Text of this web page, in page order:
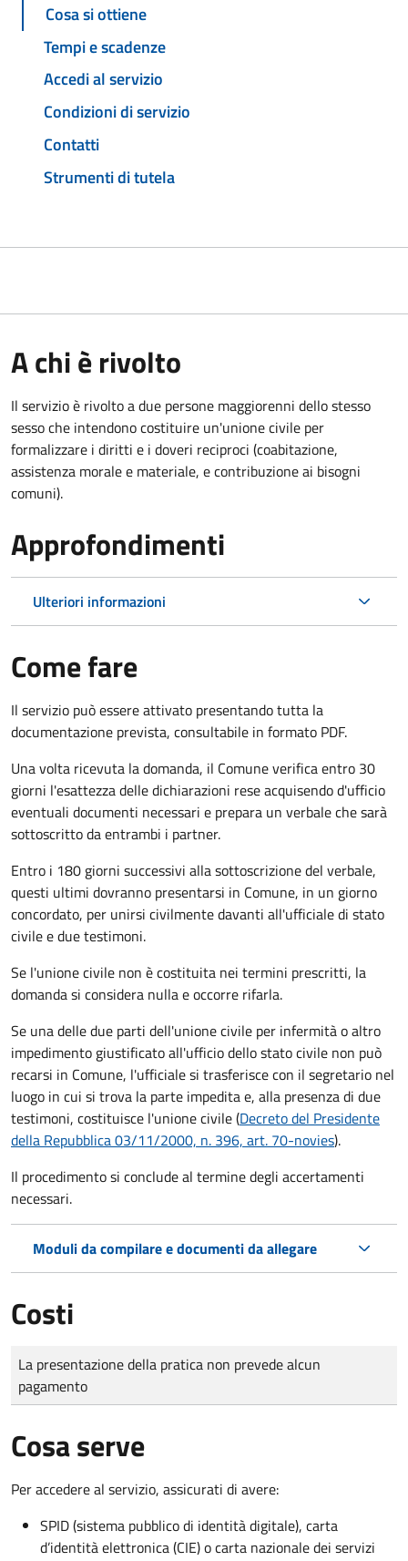
Cosa si ottiene
Tempi e scadenze
Accedi al servizio
Condizioni di servizio
Contatti
Strumenti di tutela
A chi è rivolto
Il servizio è rivolto a due persone maggiorenni dello stesso
sesso che intendono costituire un'unione civile per
formalizzare i diritti e i doveri reciproci (coabitazione,
assistenza morale e materiale, e contribuzione ai bisogni
comuni).
Approfondimenti
Ulteriori informazioni
Come fare
Il servizio può essere attivato presentando tutta la
documentazione prevista, consultabile in formato PDF.
Una volta ricevuta la domanda, il Comune verifica entro 30
giorni l'esattezza delle dichiarazioni rese acquisendo d'ufficio
eventuali documenti necessari e prepara un verbale che sarà
sottoscritto da entrambi i partner.
Entro i 180 giorni successivi alla sottoscrizione del verbale,
questi ultimi dovranno presentarsi in Comune, in un giorno
concordato, per unirsi civilmentedavanti all'ufficiale di stato
civilee due testimoni.
Se l'unione civile non è costituita nei termini prescritti, la
domanda si considera nulla e occorre rifarla.
Se una delle due parti dell'unione civile per infermità o altro
impedimento giustificato all'ufficio dello stato civile non può
recarsi in Comune, l'ufficiale si trasferisce con il segretario nel
luogo in cui si trova la parte impedita e, alla presenza di due
testimoni, costituisce l'unione civile (Decreto del Presidente
della Repubblica 03/11/2000, n. 396, art. 70-novies).
Il procedimento si conclude al termine degli accertamenti
necessari.
Moduli da compilare e documenti da allegare
Costi
Tipo di pagamento
Importo
La presentazione della pratica non prevede alcun
pagamento
Cosa serve
Per accedere al servizio, assicurati di avere:
SPID (sistema pubblico di identità digitale), carta
d’identità elettronica (CIE) o carta nazionale dei servizi